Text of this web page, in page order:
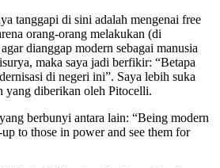
tanggapi di sini adalah mengenai free
orang-orang melakukan (di
dianggap modern sebagai manusia
maka saya jadi berfikir: “Betapa
di negeri ini”. Saya lebih suka
yang diberikan oleh Pitocelli.
berbunyi antara lain: “Being modern
to those in power and see them for